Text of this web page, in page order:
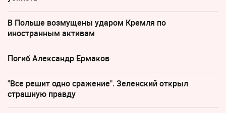
В Польше возмущены ударом Кремля по
иностранным активам
Погиб Александр Ермаков
"Все решит одно сражение". Зеленский открыл
страшную правду